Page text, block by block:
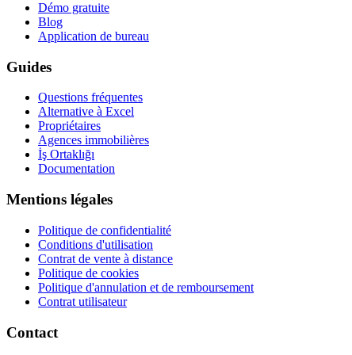
Démo gratuite
Blog
Application de bureau
Guides
Questions fréquentes
Alternative à Excel
Propriétaires
Agences immobilières
İş Ortaklığı
Documentation
Mentions légales
Politique de confidentialité
Conditions d'utilisation
Contrat de vente à distance
Politique de cookies
Politique d'annulation et de remboursement
Contrat utilisateur
Contact